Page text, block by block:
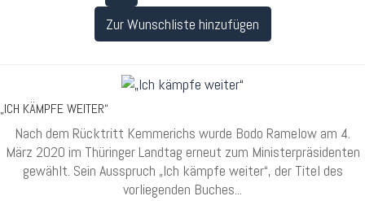
Zur Wunschliste hinzufügen
„ICH KÄMPFE WEITER“
Nach dem Rücktritt Kemmerichs wurde Bodo Ramelow am 4.
März 2020 im Thüringer Landtag erneut zum Ministerpräsidenten
gewählt. Sein Ausspruch „Ich kämpfe weiter“, der Titel des
vorliegenden Buches...